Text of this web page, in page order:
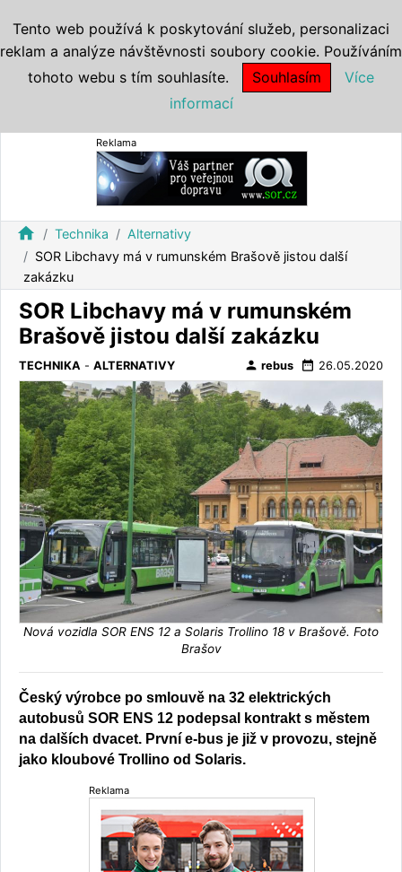
Reklama
home Technika
Alternativy
SOR Libchavy má v rumunském Brašově jistou další
zakázku
SOR Libchavy má v rumunském
Brašově jistou další zakázku
TECHNIKA - ALTERNATIVY person rebus date_range 26.05.2020
Nová vozidla SOR ENS 12 a Solaris Trollino 18 v Brašově. Foto
Brašov
Český výrobce po smlouvě na 32 elektrických
autobusů SOR ENS 12 podepsal kontrakt s městem
na dalších dvacet. První e-bus je již v provozu, stejně
jako kloubové Trollino od Solaris.
Reklama
Tento web používá k poskytování služeb, personalizaci
reklam a analýze návštěvnosti soubory cookie. Používáním
tohoto webu s tím souhlasíte.
Souhlasím
Více
informací